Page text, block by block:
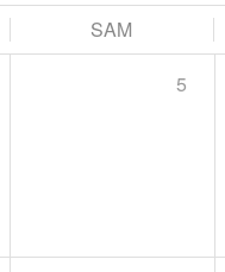
SAM
5